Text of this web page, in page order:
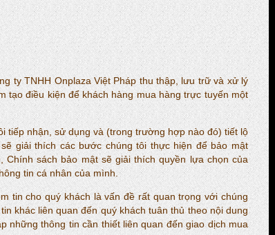
ty TNHH Onplaza Việt Pháp thu thập, lưu trữ và xử lý
tạo điều kiện để khách hàng mua hàng trực tuyến một
tiếp nhận, sử dụng và (trong trường hợp nào đó) tiết lộ
giải thích các bước chúng tôi thực hiện để bảo mật
Chính sách bảo mật sẽ giải thích quyền lựa chọn của
tin cá nhân của mình.
tin cho quý khách là vấn đề rất quan trọng với chúng
khác liên quan đến quý khách tuân thủ theo nội dung
những thông tin cần thiết liên quan đến giao dịch mua